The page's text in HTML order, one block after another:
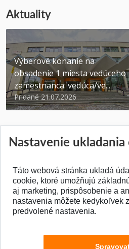
Aktuality
Výberové konanie na
obsadenie 1 miesta vedúceho
zamestnanca: vedúca/ve...
Pridané 21.07.2026
SPÄŤ NA
Nastavenie
Táto webová stránka ukladá
cookie, ktoré umožňujú
aj marketing, prispôsobenie a
nastavenia môžete kedykoľvek
predvolené nastavenia.